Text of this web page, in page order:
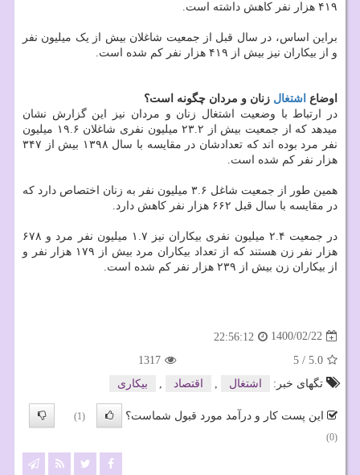
۴۱۹ هزار نفر کاهش داشته است.
براین اساس، در سال قبل از جمعیت شاغلان بیش از یک میلیون نفر
و از بیکاران نیز بیش از ۴۱۹ هزار نفر کم شده است.
اوضاع اشتغال زنان و مردان چگونه است؟
در ارتباط با وضعیت اشتغال زنان و مردان نیز این گزارش نشان
میدهد که از جمعیت بیش از ۲۳.۲ میلیون نفری شاغلان ۱۹.۶ میلیون
نفر مرد بوده اند که تعدادشان در مقایسه با سال ۱۳۹۸ بیش از ۳۴۷
هزار نفر کم شده است.
همین طور از جمعیت شاغل ۳.۶ میلیون نفر به زنان اختصاص دارد که
در مقایسه با سال قبل ۶۶۲ هزار نفر کاهش دارد.
در جمعیت ۲.۴ میلیون نفری بیکاران نیز ۱.۷ میلیون نفر مرد و ۶۷۸
هزار نفر زن هستند که از تعداد بیکاران مرد بیش از ۱۷۹ هزار نفر و
از بیکاران زن بیش از ۲۳۹ هزار نفر کم شده است.
1400/02/22
22:56:12
5.0
/
5
1317
تگهای خبر:
اشتغال , اقتصاد , بیكاری
این پست کار و درآمد مورد قبول شماست؟
(1)
(0)